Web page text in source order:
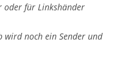
oder für Linkshänder
wird noch ein Sender und